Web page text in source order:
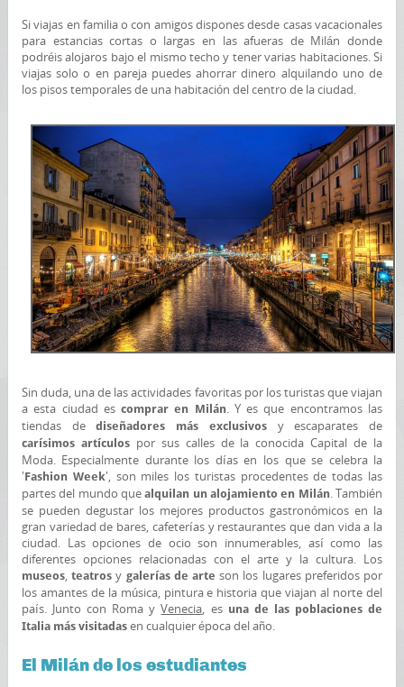
Si viajas en familia o con amigos dispones desde casas vacacionales
para estancias cortas o largas en las afueras de Milán donde
podréis alojaros bajo el mismo techo y tener varias habitaciones. Si
viajas solo o en pareja puedes ahorrar dinero alquilando uno de
los pisos temporales de una habitación del centro de la ciudad.
Sin duda, una de las actividades favoritas por los turistas que viajan
a esta ciudad escomprar en Milán. Y es que encontramos las
tiendas dediseñadores más exclusivos y escaparates de
carísimos artículospor sus calles de la conocida Capital de la
Moda. Especialmente durante los días en los que se celebra la
'Fashion Week', son miles los turistas procedentes de todas las
partes del mundo quealquilan un alojamiento en Milán. También
se pueden degustar los mejores productos gastronómicos en la
gran variedad de bares, cafeterías y restaurantes que dan vida a la
ciudad. Las opciones de ocio son innumerables, así como las
diferentes opciones relacionadas con el arte y la cultura. Los
museos,teatrosy galerías de arte son los lugares preferidos por
los amantes de la música, pintura e historia que viajan al norte del
país. Junto con Roma yVenecia, es una de las poblaciones de
Italia más visitadasen cualquier época del año.
El Milán de los estudiantes